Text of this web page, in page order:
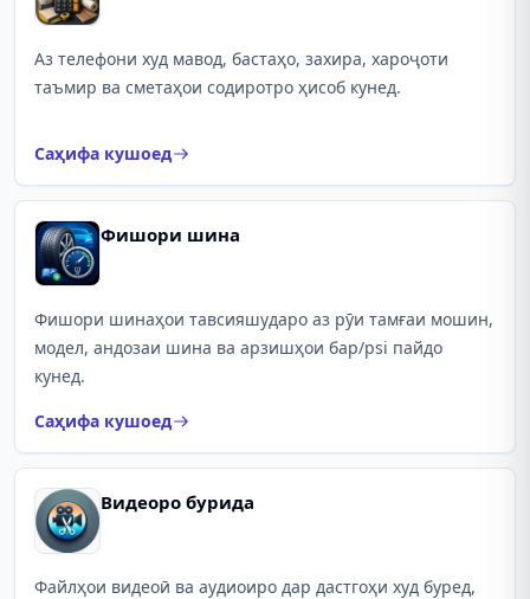
Аз телефони худ мавод, бастаҳо, захира, хароҷоти
таъмир ва сметаҳои содиротро ҳисоб кунед.
Саҳифа кушоед
Фишори шина
Фишори шинаҳои тавсияшударо аз рӯи тамғаи мошин,
модел, андозаи шина ва арзишҳои бар/psi пайдо
кунед.
Саҳифа кушоед
Видеоро бурида
Файлҳои видеоӣ ва аудиоиро дар дастгоҳи худ буред,